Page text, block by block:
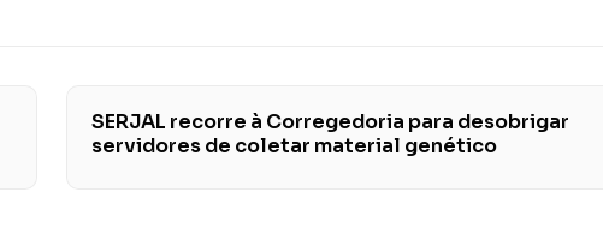
SERJAL recorre à Corregedoria para desobrigar
servidores de coletar material genético